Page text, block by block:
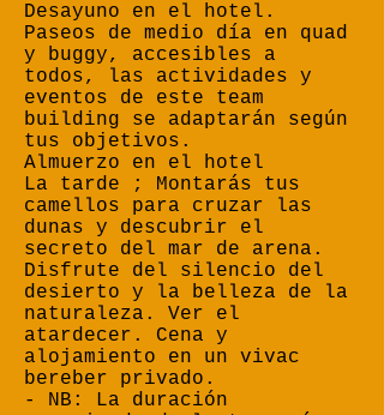
Desayuno en el hotel.
Paseos de medio día en quad
y buggy, accesibles a
todos, las actividades y
eventos de este team
building se adaptarán según
tus objetivos.
Almuerzo en el hotel
La tarde ; Montarás tus
camellos para cruzar las
dunas y descubrir el
secreto del mar de arena.
Disfrute del silencio del
desierto y la belleza de la
naturaleza. Ver el
atardecer. Cena y
alojamiento en un vivac
bereber privado.
- NB: La duración